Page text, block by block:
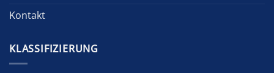
Kontakt
KLASSIFIZIERUNG